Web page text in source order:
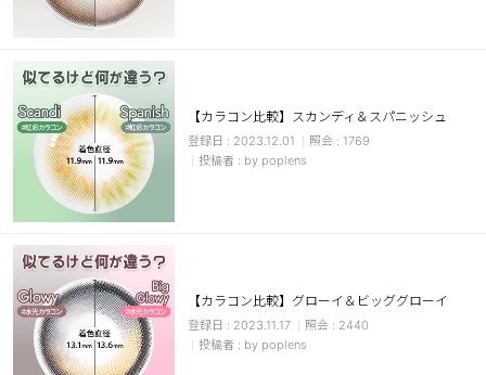
ケア用品
レビュー
EYEしてる
総合掲示板
カスタマーサービス
ショッピングガイド
アプリダウンロード
【カラコン比較】スカンディ＆スパニッシュ
2023.12.01
1769
by poplens
【カラコン比較】グローイ＆ビッググローイ
2023.11.17
2440
by poplens